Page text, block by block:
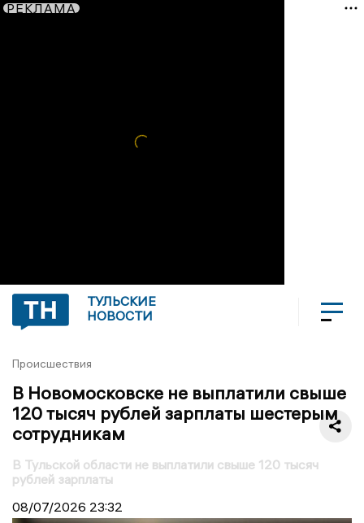
РЕКЛАМА
ТУЛЬСКИЕ
НОВОСТИ
Происшествия
В Новомосковске не выплатили свыше
120 тысяч рублей зарплаты шестерым
сотрудникам
В Тульской области не выплатили свыше 120 тысяч
рублей зарплаты
08/07/2026 23:32